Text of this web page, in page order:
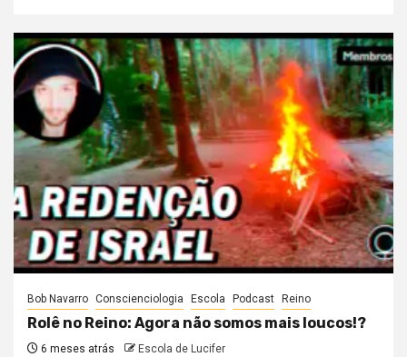
Bob Navarro Conscienciologia Escola Podcast Reino
Rolê no Reino: Agora não somos mais loucos!?
6 meses atrás Escola de Lucifer